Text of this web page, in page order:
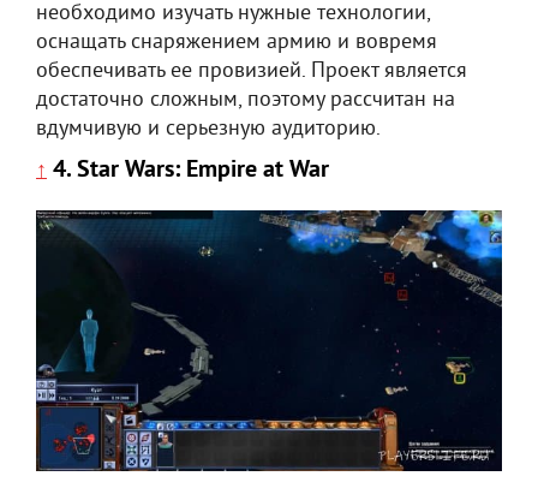
необходимо изучать нужные технологии,
оснащать снаряжением армию и вовремя
обеспечивать ее провизией. Проект является
достаточно сложным, поэтому рассчитан на
вдумчивую и серьезную аудиторию.
↑ 4. Star Wars: Empire at War